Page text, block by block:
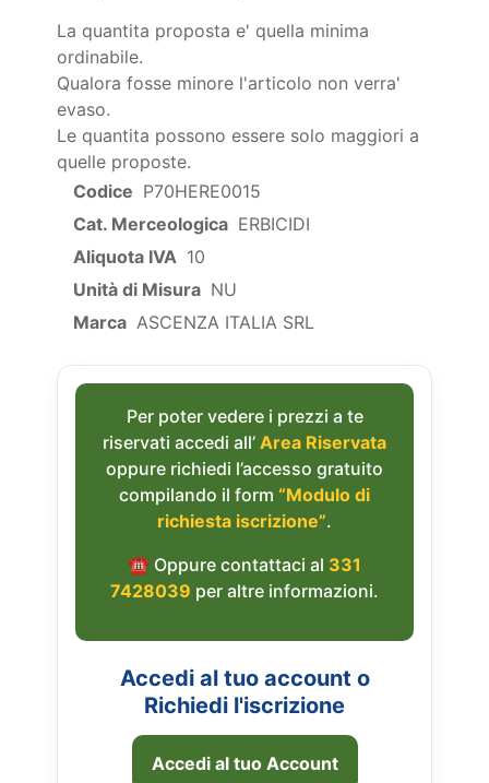
La quantita proposta e' quella minima
ordinabile.
Qualora fosse minore l'articolo non verra'
evaso.
Le quantita possono essere solo maggiori a
quelle proposte.
Codice P70HERE0015
Cat. Merceologica ERBICIDI
Aliquota IVA 10
Unità di Misura NU
Marca ASCENZA ITALIA SRL
Per poter vedere i prezzi a te
riservati accedi all’ Area Riservata
oppure richiedi l’accesso gratuito
compilando il form “Modulo di
richiesta iscrizione”.
☎︎ Oppure contattaci al 331
7428039 per altre informazioni.
Accedi al tuo account o
Richiedi l'iscrizione
Accedi al tuo Account